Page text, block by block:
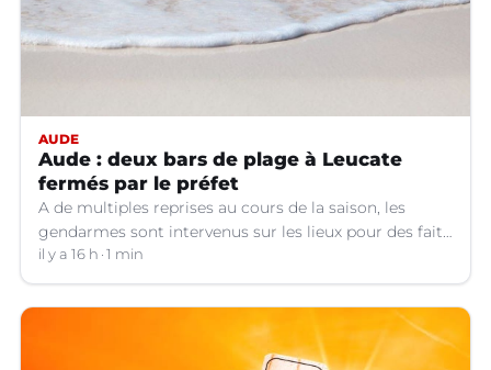
AUDE
Aude : deux bars de plage à Leucate
fermés par le préfet
A de multiples reprises au cours de la saison, les
gendarmes sont intervenus sur les lieux pour des faits
de violences, de consommation d'alcool, de rixes, de
tapage, de stationnement...
il y a 16 h 1 min